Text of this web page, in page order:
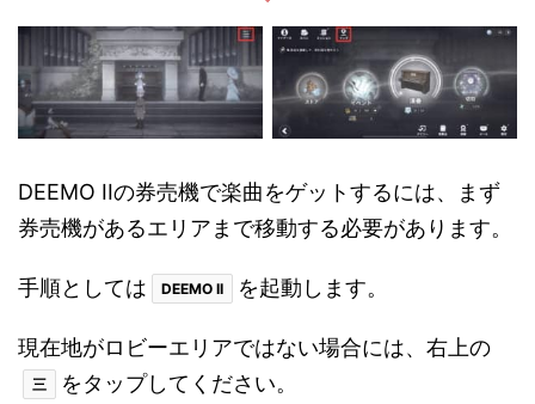
DEEMO IIの券売機で楽曲をゲットするには、まず
券売機があるエリアまで移動する必要があります。
手順としては DEEMO II を起動します。
現在地がロビーエリアではない場合には、右上の
三 をタップしてください。